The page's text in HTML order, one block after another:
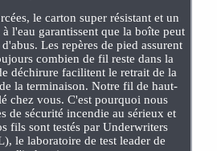
le carton super résistant et un
l'eau garantissent que la boîte peut
Les repères de pied assurent
combien de fil reste dans la
déchirure facilitent le retrait de la
la terminaison. Notre fil de haut-
chez vous. C'est pourquoi nous
de sécurité incendie au sérieux et
fils sont testés par Underwriters
le laboratoire de test leader de